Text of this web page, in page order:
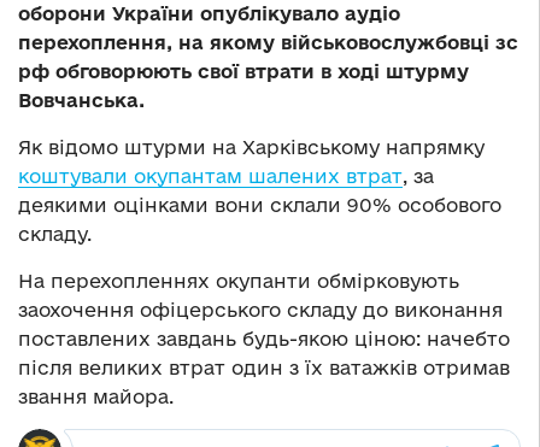
оборони України опублікувало аудіо
перехоплення, на якому військовослужбовці зс
рф обговорюють свої втрати в ході штурму
Вовчанська.
Як відомо штурми на Харківському напрямку
коштували окупантам шалених втрат, за
деякими оцінками вони склали 90% особового
складу.
На перехопленнях окупанти обмірковують
заохочення офіцерського складу до виконання
поставлених завдань будь-якою ціною: начебто
після великих втрат один з їх ватажків отримав
звання майора.